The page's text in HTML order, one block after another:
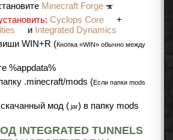
Minecraft Forge
Cyclops Core
+
и Integrated Dynamics
WIN+R (Кнопка «WIN» обычно между
%appdata%
.minecraft/mods (Если папки mods
мод ( .jar) в папку mods
INTEGRATED TUNNELS